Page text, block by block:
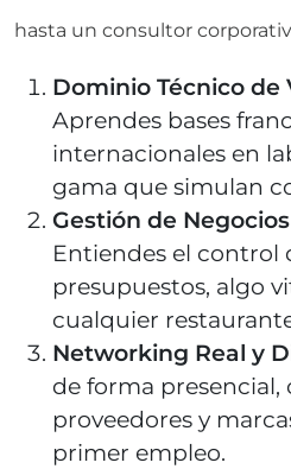
hasta un consultor
Dominio Técnico de
Aprendes bases
internacionales en
gama que simulan
Gestión de
Entiendes el control
presupuestos, algo
cualquier
Networking Real y
de forma presencial,
proveedores y
primer empleo.